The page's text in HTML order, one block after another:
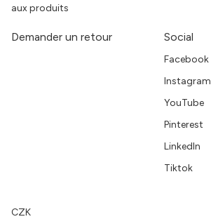
aux produits
Demander un retour Social
Facebook
Instagram
YouTube
Pinterest
LinkedIn
Tiktok
CZK